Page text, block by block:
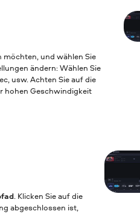
möchten, und wählen Sie
ändern: Wählen Sie
usw. Achten Sie auf die
hohen Geschwindigkeit
. Klicken Sie auf die
abgeschlossen ist,